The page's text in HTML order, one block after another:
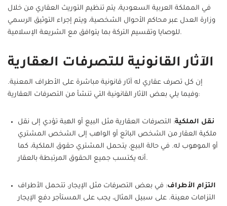
في المملكة العربية السعودية، يتم تنظيم التوريث العقاري من خلال
وزارة العدل عبر محاكم الأحوال الشخصية، ويتم إجراء التوثيق الرسمي
للوصايا وتقسيم التركة بما يتوافق مع الشريعة الإسلامية.
الآثار القانونية للتصرفات العقارية
إن كل تصرف عقاري له آثار قانونية مباشرة على الأطراف المعنية.
وفيما يلي بعض الآثار القانونية التي تنشأ من التصرفات العقارية:
نقل الملكية: التصرفات العقارية مثل البيع أو الهبة تؤدي إلى نقل
ملكية العقار من الشخص البائع أو الواهب إلى الشخص المشتري
أو الموهوب له. في حالة البيع، يتحمل المشتري حقوق الملكية، كما
أنه يكتسب جميع الحقوق المرتبطة بالعقار.
التزام الأطراف: في بعض التصرفات مثل الإيجار، تتحمل الأطراف
التزامات معينة. على سبيل المثال، يجب على المستأجر دفع الإيجار